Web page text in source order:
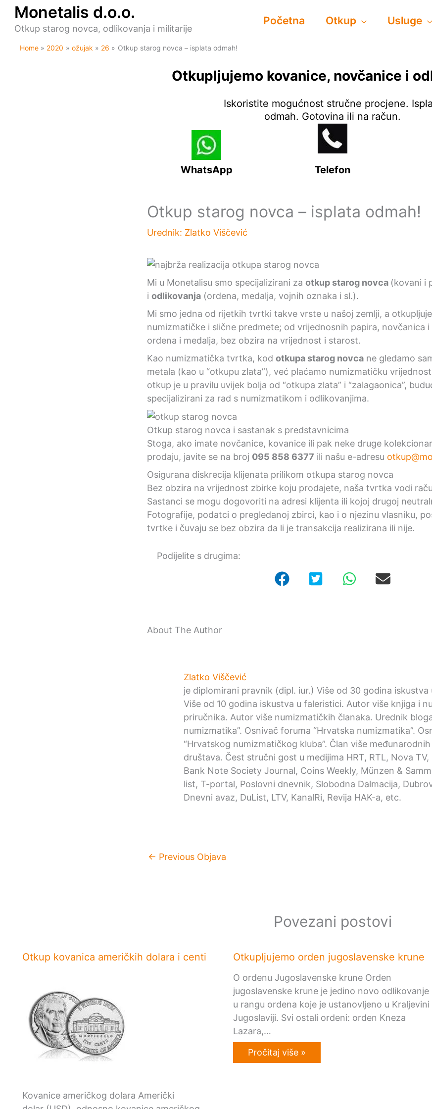
content
Monetalis d.o.o.
Otkup starog novca, odlikovanja i militarije
Početna Otkup Usluge
Home 2020 ožujak 26 Otkup starog novca – isplata odmah!
Otkupljujemo kovanice, novčanice i
Iskoristite mogućnost stručne procjene.
odmah. Gotovina ili na račun.
WhatsApp Telefon
Otkup starog novca – isplata odmah!
Urednik: Zlatko Viščević
Mi u Monetalisu smo specijalizirani za otkup starog novca (kovani i
i odlikovanja (ordena, medalja, vojnih oznaka i sl.).
Mi smo jedna od rijetkih tvrtki takve vrste u našoj zemlji, a
numizmatičke i slične predmete; od vrijednosnih papira, novčanica
ordena i medalja, bez obzira na vrijednost i starost.
Kao numizmatička tvrtka, kod otkupa starog novca ne gledamo
metala (kao u “otkupu zlata”), već plaćamo numizmatičku
otkup je u pravilu uvijek bolja od “otkupa zlata” i “zalagaonica”,
specijalizirani za rad s numizmatikom i odlikovanjima.
Otkup starog novca i sastanak s predstavnicima
Stoga, ako imate novčanice, kovanice ili pak neke druge
prodaju, javite se na broj 095 858 6377 ili našu e-adresu
Osigurana diskrecija klijenata prilikom otkupa starog novca
Bez obzira na vrijednost zbirke koju prodajete, naša tvrtka vodi
Sastanci se mogu dogovoriti na adresi klijenta ili kojoj drugoj
Fotografije, podatci o pregledanoj zbirci, kao i o njezinu vlasniku,
tvrtke i čuvaju se bez obzira da li je transakcija realizirana ili nije.
Podijelite s drugima:
About The Author
Zlatko Viščević
je diplomirani pravnik (dipl. iur.) Više od 30 godina iskustva
Više od 10 godina iskustva u faleristici. Autor više knjiga i
priručnika. Autor više numizmatičkih članaka. Urednik
numizmatika”. Osnivač foruma “Hrvatska numizmatika”.
“Hrvatskog numizmatičkog kluba”. Član više
društava. Čest stručni gost u medijima HRT, RTL, Nova
Bank Note Society Journal, Coins Weekly, Münzen &
list, T-portal, Poslovni dnevnik, Slobodna Dalmacija,
Dnevni avaz, DuList, LTV, KanalRi, Revija HAK-a, etc.
← Previous Objava
Povezani postovi
Otkup kovanica američkih dolara i centi
Kovanice američkog dolara Američki
Otkupljujemo orden jugoslavenske krune
O ordenu Jugoslavenske krune Orden
jugoslavenske krune je jedino novo odlikovanje
u rangu ordena koje je ustanovljeno u Kraljevini
Jugoslaviji. Svi ostali ordeni: orden Kneza
Lazara,…
Pročitaj više »